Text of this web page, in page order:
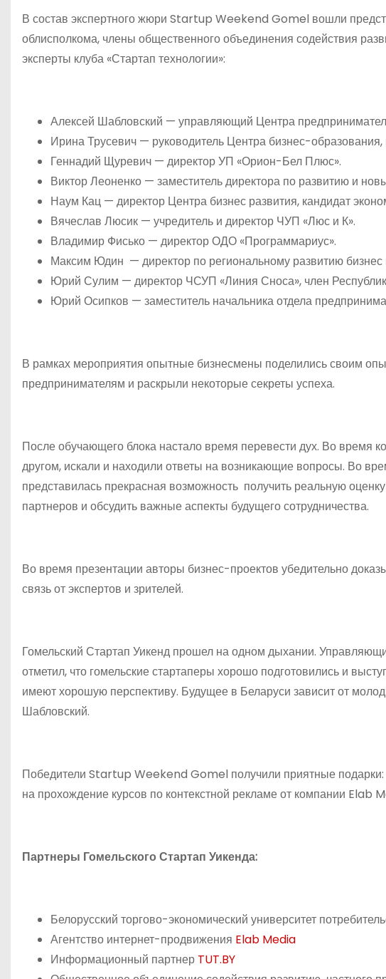
В состав экспертного жюри Startup Weekend Gomel вошли
облисполкома, члены общественного объединения содействия
эксперты клуба «Стартап технологии»:
Алексей Шабловский — управляющий Центра
Ирина Трусевич — руководитель Центра бизнес-образования,
Геннадий Щуревич — директор УП «Орион-Бел Плюс».
Виктор Леоненко — заместитель директора по развитию и
Наум Кац — директор Центра бизнес развития, кандидат
Вячеслав Люсик — учредитель и директор ЧУП «Люс и К».
Владимир Фисько — директор ОДО «Программариус».
Максим Юдин — директор по региональному развитию
Юрий Сулим — директор ЧСУП «Линия Сноса», член
Юрий Осипков — заместитель начальника отдела
В рамках мероприятия опытные бизнесмены поделились своим
предпринимателям и раскрыли некоторые секреты успеха.
После обучающего блока настало время перевести дух. Во время
другом, искали и находили ответы на возникающие вопросы. Во
представилась прекрасная возможность получить реальную
партнеров и обсудить важные аспекты будущего сотрудничества.
Во время презентации авторы бизнес-проектов убедительно
связь от экспертов и зрителей.
Гомельский Стартап Уикенд прошел на одном дыхании.
отметил, что гомельские стартаперы хорошо подготовились и
имеют хорошую перспективу. Будущее в Беларуси зависит от
Шабловский.
Победители Startup Weekend Gomel получили приятные подарки:
на прохождение курсов по контекстной рекламе от компании
Партнеры Гомельского Стартап Уикенда:
Белорусский торгово-экономический университет
Агентство интернет-продвижения Elab Media
Информационный партнер TUT.BY